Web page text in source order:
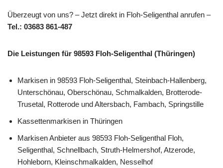
Überzeugt von uns? – Jetzt direkt in Floh-Seligenthal anrufen –
Tel.: 03683 861-487
Die Leistungen für 98593 Floh-Seligenthal (Thüringen)
Markisen in 98593 Floh-Seligenthal, Steinbach-Hallenberg,
Unterschönau, Oberschönau, Schmalkalden, Brotterode-
Trusetal, Rotterode und Altersbach, Fambach, Springstille
Kassettenmarkisen in Thüringen
Markisen Anbieter aus 98593 Floh-Seligenthal Floh,
Seligenthal, Schnellbach, Struth-Helmershof, Atzerode,
Hohleborn, Kleinschmalkalden, Nesselhof